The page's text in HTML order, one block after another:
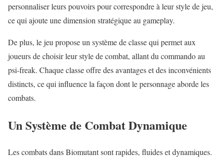
personnaliser leurs pouvoirs pour correspondre à leur style de jeu,
ce qui ajoute une dimension stratégique au gameplay.
De plus, le jeu propose un système de classe qui permet aux
joueurs de choisir leur style de combat, allant du commando au
psi-freak. Chaque classe offre des avantages et des inconvénients
distincts, ce qui influence la façon dont le personnage aborde les
combats.
Un Système de Combat Dynamique
Les combats dans Biomutant sont rapides, fluides et dynamiques.